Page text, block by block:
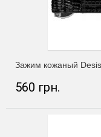
Зажим кожаный
560 грн.